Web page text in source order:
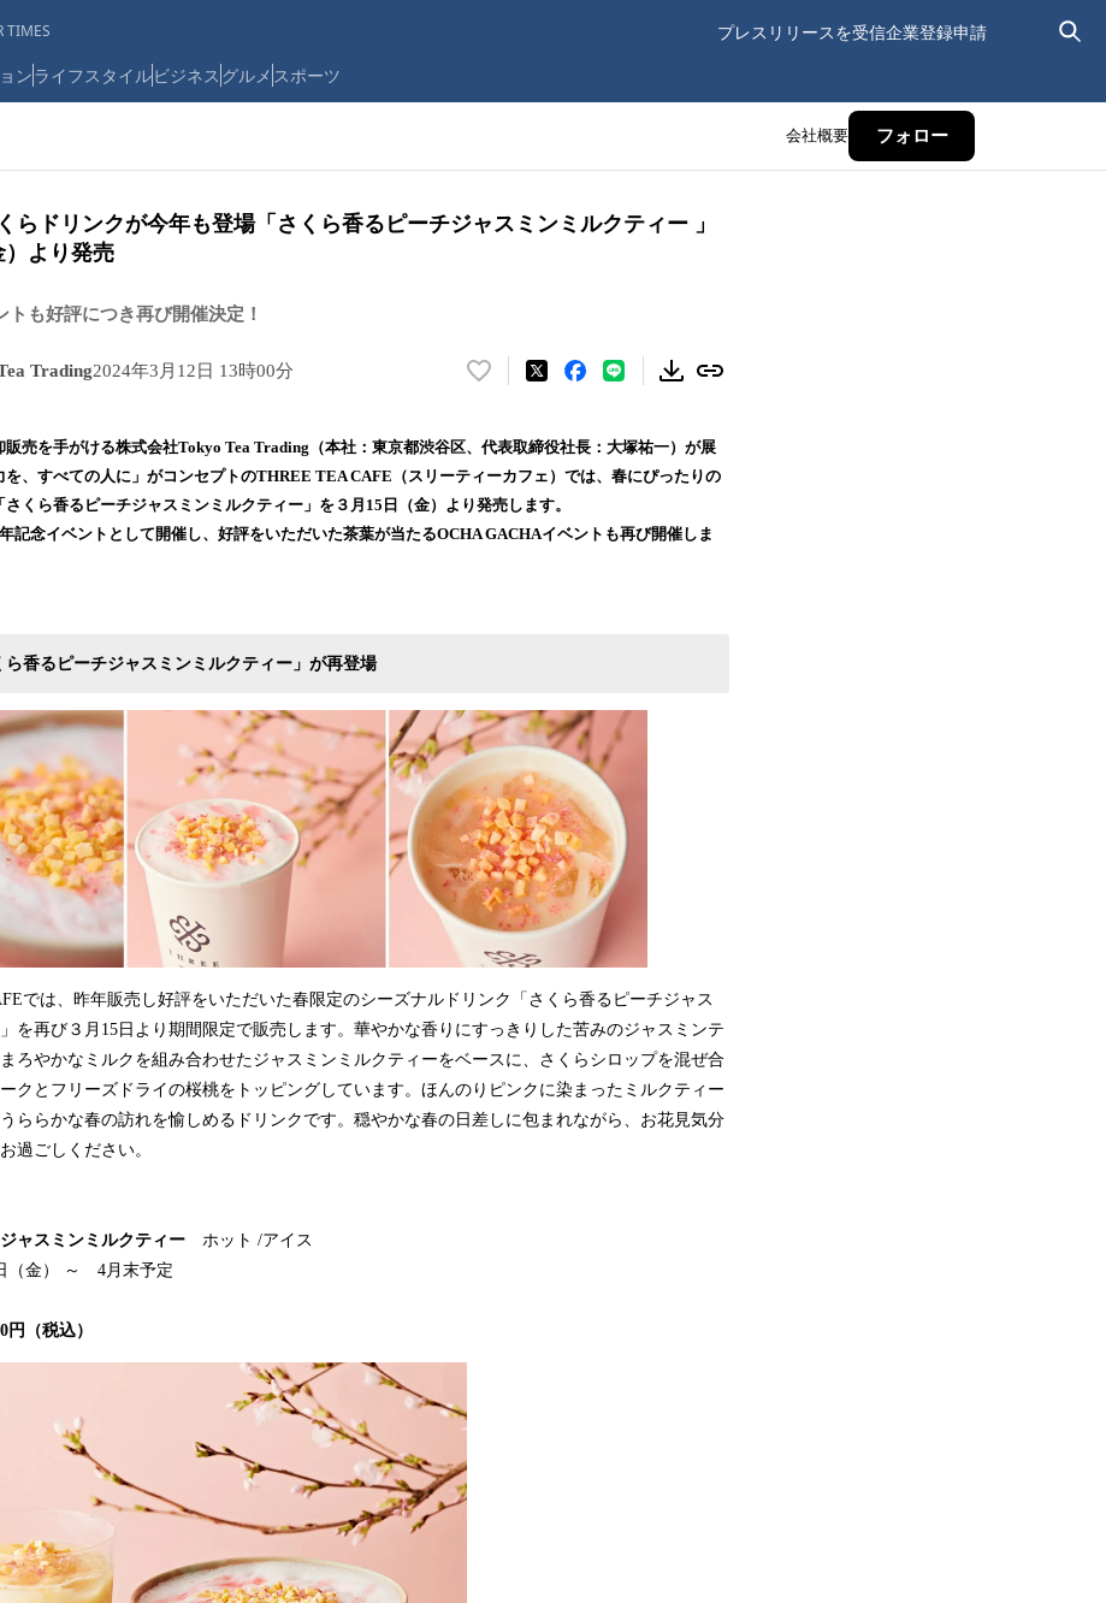
TIMES プレスリリースを受信企業登録申請
ンライフスタイルビジネス グルメ スポーツ
会社概要 フォロー
らドリンクが今年も登場「さくら香るピーチジャスミンミルクティー 」
）より発売
トも好評につき再び開催決定！
Trading2024年3月12日 13時00分
い
！
数
を
読
売を手がける株式会社Tokyo Tea Trading（本社：東京都渋谷区、代表取締役社長：大塚祐一）が展
を、すべての人に」がコンセプトのTHREE TEA CAFE（スリーティーカフェ）では、春にぴったりの
くら香るピーチジャスミンミルクティー」を３月15日（金）より発売します。
記念イベントとして開催し、好評をいただいた茶葉が当たるOCHA GACHAイベントも再び開催しま
ら香るピーチジャスミンミルクティー」が再登場
では、昨年販売し好評をいただいた春限定のシーズナルドリンク「さくら香るピーチジャス
を再び３月15日より期間限定で販売します。華やかな香りにすっきりした苦みのジャスミンテ
ろやかなミルクを組み合わせたジャスミンミルクティーをベースに、さくらシロップを混ぜ合
クとフリーズドライの桜桃をトッピングしています。ほんのりピンクに染まったミルクティー
ららかな春の訪れを愉しめるドリンクです。穏やかな春の日差しに包まれながら、お花見気分
過ごしください。
ャスミンミルクティー ホット /アイス
（金） ～ 4月末予定
（税込）